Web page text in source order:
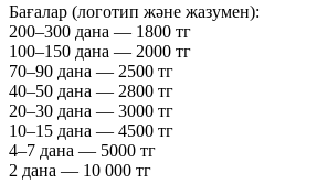
Бағалар (логотип және жазумен):
200–300 дана — 1800 тг
100–150 дана — 2000 тг
70–90 дана — 2500 тг
40–50 дана — 2800 тг
20–30 дана — 3000 тг
10–15 дана — 4500 тг
4–7 дана — 5000 тг
2 дана — 10 000 тг